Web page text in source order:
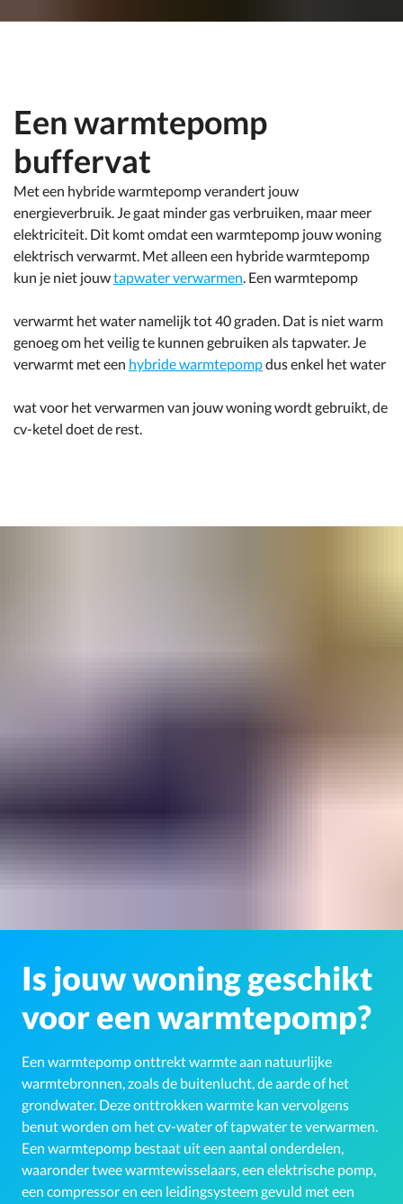
Een warmtepomp
buffervat
Met een hybride warmtepomp verandert jouw
energieverbruik. Je gaat minder gas verbruiken, maar meer
elektriciteit. Dit komt omdat een warmtepomp jouw woning
elektrisch verwarmt. Met alleen een hybride warmtepomp
kun je niet jouwtapwater verwarmen. Een warmtepomp
verwarmt het water namelijk tot 40 graden. Dat is niet warm
genoeg om het veilig te kunnen gebruiken als tapwater. Je
verwarmt met een hybride warmtepompdus enkel het water
wat voor het verwarmen van jouw woning wordt gebruikt, de
cv-ketel doet de rest.
Is jouw woning geschikt
voor een warmtepomp?
Een warmtepomp onttrekt warmte aan natuurlijke
warmtebronnen, zoals de buitenlucht, de aarde of het
grondwater. Deze onttrokken warmte kan vervolgens
benut worden om het cv-water of tapwater te verwarmen.
Een warmtepomp bestaat uit een aantal onderdelen,
waaronder twee warmtewisselaars, een elektrische pomp,
een compressor en een leidingsysteem gevuld met een